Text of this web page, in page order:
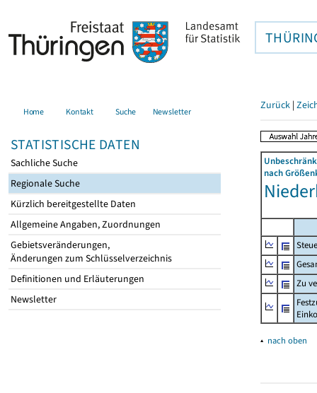
Home Kontakt Suche Newsletter
STATISTISCHE DATEN
Sachliche Suche
Regionale Suche
Kürzlich bereitgestellte Daten
Allgemeine Angaben, Zuordnungen
Gebietsveränderungen,
Änderungen zum Schlüsselverzeichnis
Definitionen und Erläuterungen
Newsletter
Zurück |
nach
Zu
▴ nach oben